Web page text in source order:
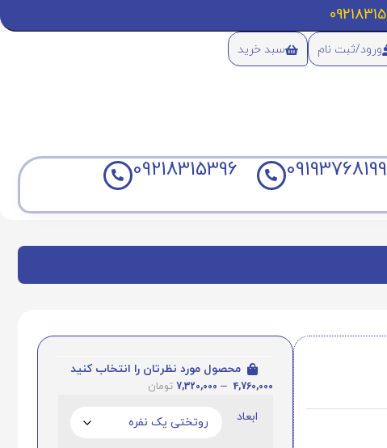
ورود/ثبت نام سبد خرید
09193768199
09218315396
محصول مورد نظرتان را انتخاب کنید
4,760,000
–
7,320,000 تومان
ابعاد